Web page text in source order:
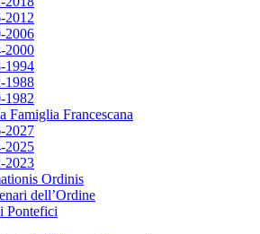
2012
2006
2000
1994
1988
1982
Famiglia Francescana
2027
2025
2023
Ordinis
dell’Ordine
Pontefici